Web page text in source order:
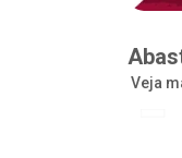
Veja